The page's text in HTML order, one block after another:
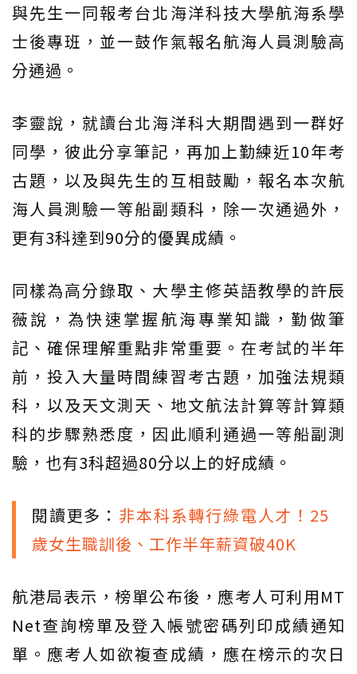
與先生一同報考台北海洋科技大學航海系學
士後專班，並一鼓作氣報名航海人員測驗高
分通過。
李靈說，就讀台北海洋科大期間遇到一群好
同學，彼此分享筆記，再加上勤練近10年考
古題，以及與先生的互相鼓勵，報名本次航
海人員測驗一等船副類科，除一次通過外，
更有3科達到90分的優異成績。
同樣為高分錄取、大學主修英語教學的許辰
薇說，為快速掌握航海專業知識，勤做筆
記、確保理解重點非常重要。在考試的半年
前，投入大量時間練習考古題，加強法規類
科，以及天文測天、地文航法計算等計算類
科的步驟熟悉度，因此順利通過一等船副測
驗，也有3科超過80分以上的好成績。
閱讀更多： 非本科系轉行綠電人才！25
歲女生職訓後、工作半年薪資破40K
航港局表示，榜單公布後，應考人可利用MT
Net查詢榜單及登入帳號密碼列印成績通知
單。應考人如欲複查成績，應在榜示的次日